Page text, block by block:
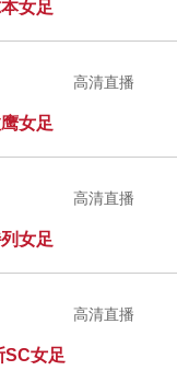
女足
女足
高清直播
女足
高清直播
SC女足
高清直播